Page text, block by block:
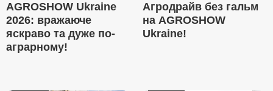
AGROSHOW Ukraine
2026: вражаюче
яскраво та дуже по-
аграрному!
Агродрайв без гальм
на AGROSHOW
Ukraine!